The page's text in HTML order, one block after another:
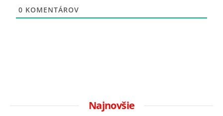
0 KOMENTÁROV
Najnovšie